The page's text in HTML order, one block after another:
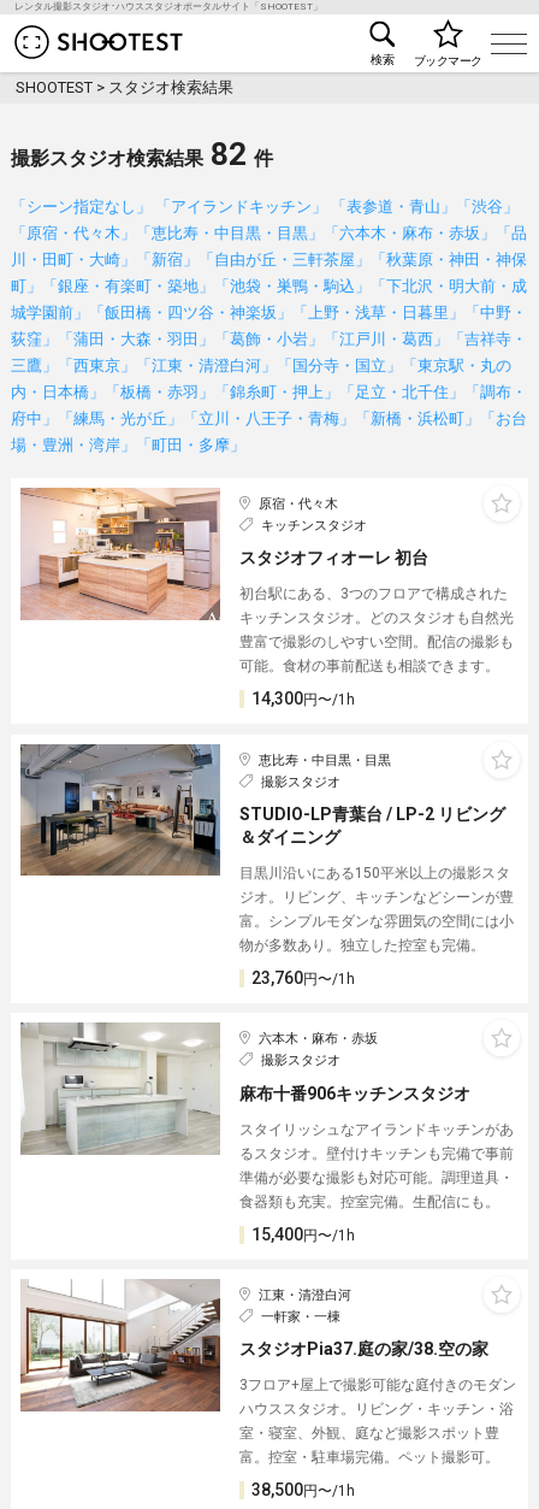
レンタル撮影スタジオ･ハウススタジオポータルサイト「SHOOTEST」
レンタル撮影スタジオ･ハウススタジオ検索の
検索 ブックマーク
SHOOTEST > スタジオ検索結果
撮影スタジオ検索結果 82 件
「シーン指定なし」 「アイランドキッチン」 「表参道・青山」「渋谷」
「原宿・代々木」「恵比寿・中目黒・目黒」「六本木・麻布・赤坂」「品
川・田町・大崎」「新宿」「自由が丘・三軒茶屋」「秋葉原・神田・神保
町」「銀座・有楽町・築地」「池袋・巣鴨・駒込」「下北沢・明大前・成
城学園前」「飯田橋・四ツ谷・神楽坂」「上野・浅草・日暮里」「中野・
荻窪」「蒲田・大森・羽田」「葛飾・小岩」「江戸川・葛西」「吉祥寺・
三鷹」「西東京」「江東・清澄白河」「国分寺・国立」「東京駅・丸の
内・日本橋」「板橋・赤羽」「錦糸町・押上」「足立・北千住」「調布・
府中」「練馬・光が丘」「立川・八王子・青梅」「新橋・浜松町」「お台
場・豊洲・湾岸」「町田・多摩」
原宿・代々木
キッチンスタジオ
スタジオフィオーレ 初台
初台駅にある、3つのフロアで構成された
キッチンスタジオ。どのスタジオも自然光
豊富で撮影のしやすい空間。配信の撮影も
可能。食材の事前配送も相談できます。
14,300円〜/1h
恵比寿・中目黒・目黒
撮影スタジオ
STUDIO-LP青葉台 / LP-2 リビング
＆ダイニング
目黒川沿いにある150平米以上の撮影スタ
ジオ。リビング、キッチンなどシーンが豊
富。シンプルモダンな雰囲気の空間には小
物が多数あり。独立した控室も完備。
23,760円〜/1h
六本木・麻布・赤坂
撮影スタジオ
麻布十番906キッチンスタジオ
スタイリッシュなアイランドキッチンがあ
るスタジオ。壁付けキッチンも完備で事前
準備が必要な撮影も対応可能。調理道具・
食器類も充実。控室完備。生配信にも。
15,400円〜/1h
江東・清澄白河
一軒家・一棟
スタジオPia37.庭の家/38.空の家
3フロア+屋上で撮影可能な庭付きのモダン
ハウススタジオ。リビング・キッチン・浴
室・寝室、外観、庭など撮影スポット豊
富。控室・駐車場完備。ペット撮影可。
38,500円〜/1h